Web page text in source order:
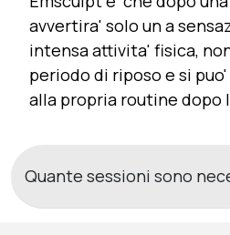
avvertira' solo un a
intensa attivita' fisica,
periodo di riposo e si
alla propria routine dopo
Quante sessioni sono